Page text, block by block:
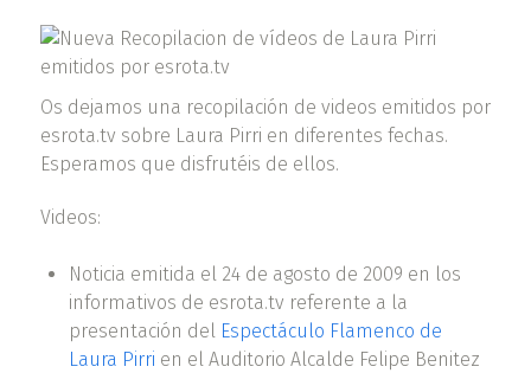
Os dejamos una recopilación de videos emitidos por
esrota.tv sobre Laura Pirri en diferentes fechas.
Esperamos que disfrutéis de ellos.
Videos:
Noticia emitida el 24 de agosto de 2009 en los
informativos de esrota.tv referente a la
presentación del Espectáculo Flamenco de
Laura Pirri en el Auditorio Alcalde Felipe Benitez